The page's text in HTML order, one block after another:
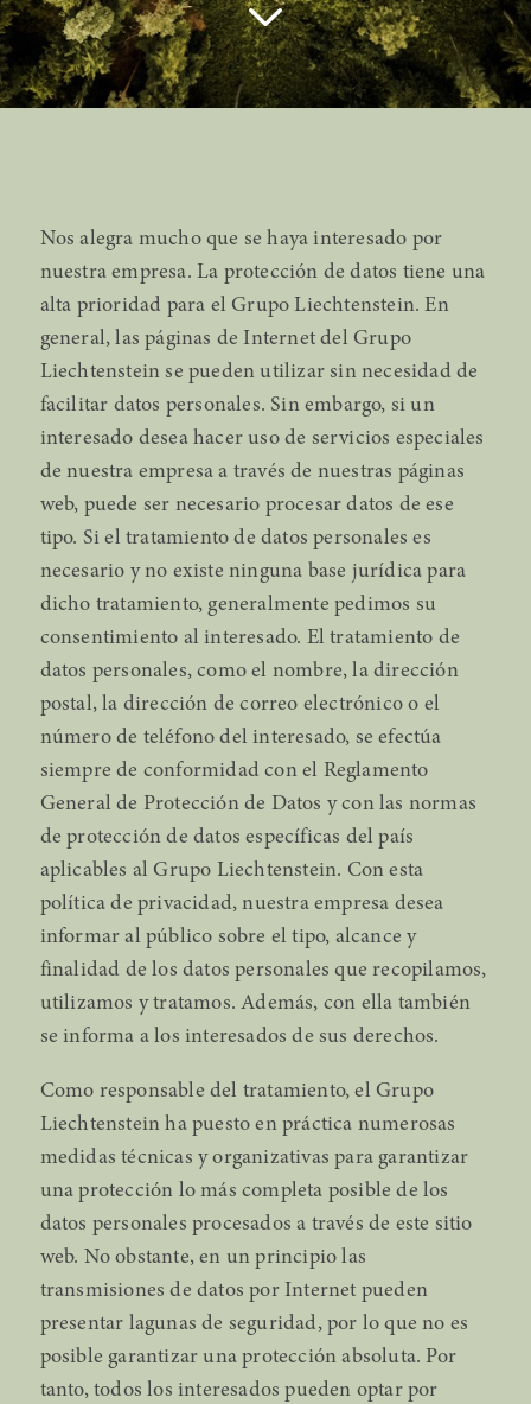
Nos alegra mucho que se haya interesado por
nuestra empresa. La protección de datos tiene una
alta prioridad para el Grupo Liechtenstein. En
general, las páginas de Internet del Grupo
Liechtenstein se pueden utilizar sin necesidad de
facilitar datos personales. Sin embargo, si un
interesado desea hacer uso de servicios especiales
de nuestra empresa a través de nuestras páginas
web, puede ser necesario procesar datos de ese
tipo. Si el tratamiento de datos personales es
necesario y no existe ninguna base jurídica para
dicho tratamiento, generalmente pedimos su
consentimiento al interesado. El tratamiento de
datos personales, como el nombre, la dirección
postal, la dirección de correo electrónico o el
número de teléfono del interesado, se efectúa
siempre de conformidad con el Reglamento
General de Protección de Datos y con las normas
de protección de datos específicas del país
aplicables al Grupo Liechtenstein. Con esta
política de privacidad, nuestra empresa desea
informar al público sobre el tipo, alcance y
finalidad de los datos personales que recopilamos,
utilizamos y tratamos. Además, con ella también
se informa a los interesados de sus derechos.
Como responsable del tratamiento, el Grupo
Liechtenstein ha puesto en práctica numerosas
medidas técnicas y organizativas para garantizar
una protección lo más completa posible de los
datos personales procesados a través de este sitio
web. No obstante, en un principio las
transmisiones de datos por Internet pueden
presentar lagunas de seguridad, por lo que no es
posible garantizar una protección absoluta. Por
tanto, todos los interesados pueden optar por